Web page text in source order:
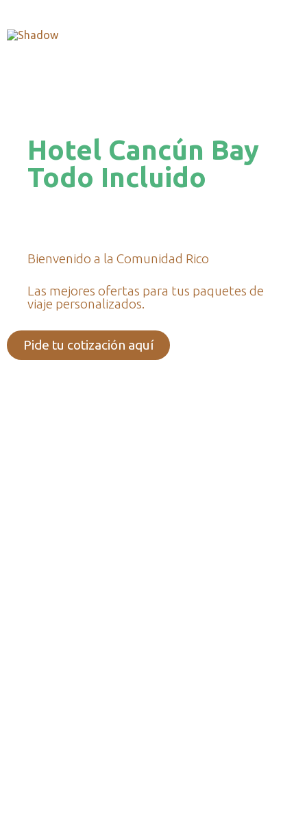
Hotel Cancún Bay
Todo Incluido
Bienvenido a la Comunidad Rico
Las mejores ofertas para tus paquetes de
viaje personalizados.
Pide tu cotización aquí